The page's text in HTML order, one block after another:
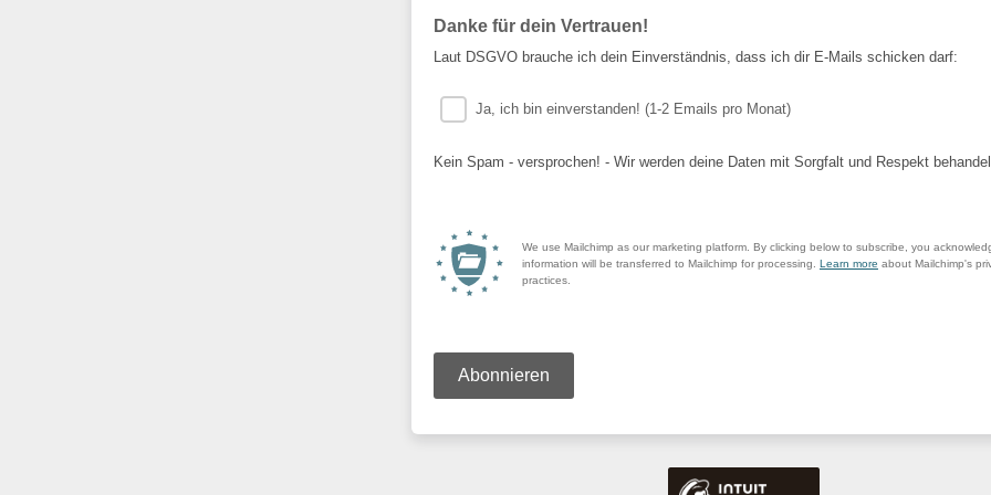
Danke für dein Vertrauen!
Laut DSGVO brauche ich dein Einverständnis, dass ich dir E-Mails schicken darf:
Ja, ich bin einverstanden! (1-2 Emails pro Monat)
Kein Spam - versprochen! - Wir werden deine Daten mit Sorgfalt und Respekt
We use Mailchimp as our marketing platform. By clicking below to subscribe, you
information will be transferred to Mailchimp for processing. Learn more about Mailchimp's
practices.